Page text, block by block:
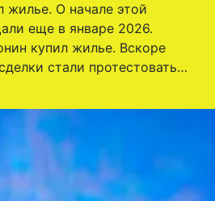
жилье. О начале этой
еще в январе 2026.
купил жилье. Вскоре
стали протестовать…